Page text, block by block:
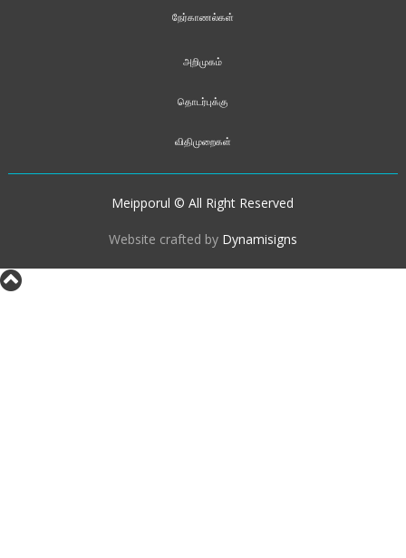
நேர்காணல்கள்
அறிமுகம்
தொடர்புக்கு
விதிமுறைகள்
Meipporul © All Right Reserved
Website crafted by Dynamisigns